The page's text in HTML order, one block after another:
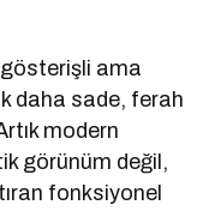
ama
daha sade, ferah
modern
görünüm değil,
fonksiyonel